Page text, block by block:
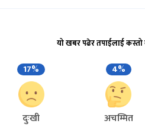
यो खबर पढेर तपाईलाई
17%
दुःखी
4%
अचम्मित